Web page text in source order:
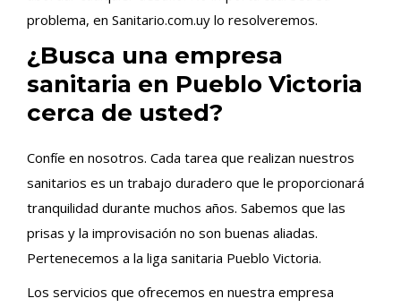
problema, en Sanitario.com.uy lo resolveremos.
¿Busca una empresa
sanitaria en Pueblo Victoria
cerca de usted?
Confíe en nosotros. Cada tarea que realizan nuestros
sanitarios es un trabajo duradero que le proporcionará
tranquilidad durante muchos años. Sabemos que las
prisas y la improvisación no son buenas aliadas.
Pertenecemos a la liga sanitaria Pueblo Victoria.
Los servicios que ofrecemos en nuestra empresa